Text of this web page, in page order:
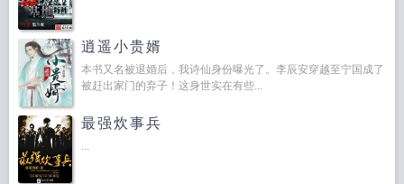
逍遥小贵婿
本书又名被退婚后，我诗仙身份曝光了。李辰安穿越至宁国成了
被赶出家门的弃子！这身世实在有些...
最强炊事兵
...